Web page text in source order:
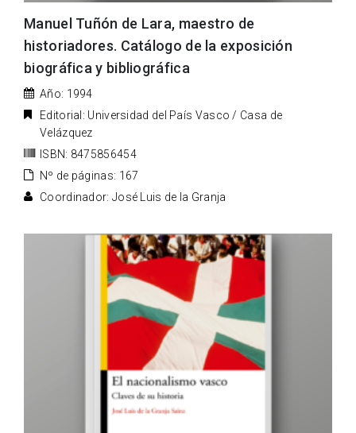
Manuel Tuñón de Lara, maestro de
historiadores. Catálogo de la exposición
biográfica y bibliográfica
Año: 1994
Editorial: Universidad del País Vasco / Casa de
Velázquez
ISBN: 8475856454
Nº de páginas: 167
Coordinador: José Luis de la Granja